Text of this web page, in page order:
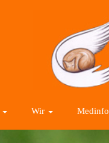
Wir Medinfo